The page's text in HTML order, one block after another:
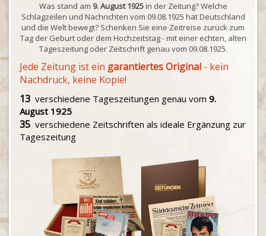
Was stand am 9. August 1925in der Zeitung? Welche
Schlagzeilen und Nachrichten vom 09.08.1925 hat Deutschland
und die Welt bewegt? Schenken Sie eine Zeitreise zurück zum
Tag der Geburt oder dem Hochzeitstag - mit einer echten, alten
Tageszeitung oder Zeitschrift genau vom 09.08.1925.
Jede Zeitung ist ein garantiertes Original - kein
Nachdruck, keine Kopie!
13 verschiedene Tageszeitungen genau vom 9.
August 1925
35 verschiedene Zeitschriften als ideale Ergänzung zur
Tageszeitung